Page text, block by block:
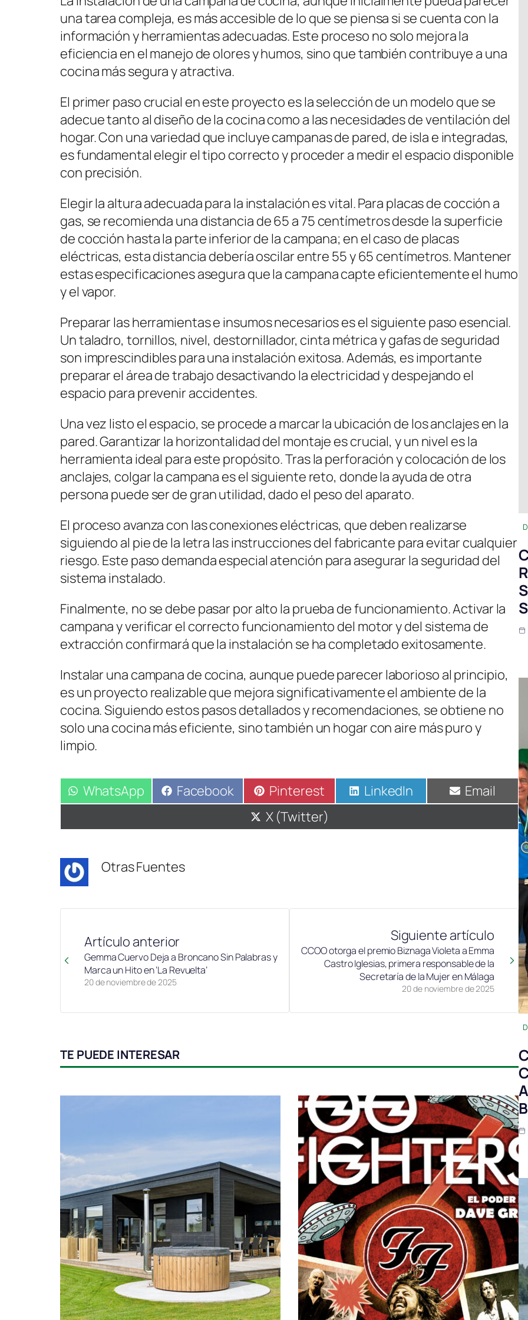
una tarea compleja, es más accesible de lo que se piensa si se cuenta con la
información y herramientas adecuadas. Este proceso no solo mejora la
eficiencia en el manejo de olores y humos, sino que también contribuye a una
cocina más segura y atractiva.
El primer paso crucial en este proyecto es la selección de un modelo que se
adecue tanto al diseño de la cocina como a las necesidades de ventilación del
hogar. Con una variedad que incluye campanas de pared, de isla e integradas,
es fundamental elegir el tipo correcto y proceder a medir el espacio disponible
con precisión.
Elegir la altura adecuada para la instalación es vital. Para placas de cocción a
gas, se recomienda una distancia de 65 a 75 centímetros desde la superficie
de cocción hasta la parte inferior de la campana; en el caso de placas
eléctricas, esta distancia debería oscilar entre 55 y 65 centímetros. Mantener
estas especificaciones asegura que la campana capte eficientemente el humo
y el vapor.
Preparar las herramientas e insumos necesarios es el siguiente paso esencial.
Un taladro, tornillos, nivel, destornillador, cinta métrica y gafas de seguridad
son imprescindibles para una instalación exitosa. Además, es importante
preparar el área de trabajo desactivando la electricidad y despejando el
espacio para prevenir accidentes.
Una vez listo el espacio, se procede a marcar la ubicación de los anclajes en la
pared. Garantizar la horizontalidad del montaje es crucial, y un nivel es la
herramienta ideal para este propósito. Tras la perforación y colocación de los
anclajes, colgar la campana es el siguiente reto, donde la ayuda de otra
persona puede ser de gran utilidad, dado el peso del aparato.
El proceso avanza con las conexiones eléctricas, que deben realizarse
siguiendo al pie de la letra las instrucciones del fabricante para evitar cualquier
riesgo. Este paso demanda especial atención para asegurar la seguridad del
sistema instalado.
Finalmente, no se debe pasar por alto la prueba de funcionamiento. Activar la
campana y verificar el correcto funcionamiento del motor y del sistema de
extracción confirmará que la instalación se ha completado exitosamente.
Instalar una campana de cocina, aunque puede parecer laborioso al principio,
es un proyecto realizable que mejora significativamente el ambiente de la
cocina. Siguiendo estos pasos detallados y recomendaciones, se obtiene no
solo una cocina más eficiente, sino también un hogar con aire más puro y
limpio.
Compartir
en
WhatsApp Compartir
en
Facebook Compartir
en
Pinterest Compartir
en
LinkedIn Compartir
en
Email
Compartir
en
X (Twitter)
Otras Fuentes
Artículo anterior
20 de noviembre de 2025
Gemma Cuervo Deja a Broncano Sin Palabras y
Marca un Hito en ‘La Revuelta’
Siguiente artículo
20 de noviembre de 2025
CCOO otorga el premio Biznaga Violeta a Emma
Castro Iglesias, primera responsable de la
Secretaría de la Mujer en Málaga
TE PUEDE INTERESAR